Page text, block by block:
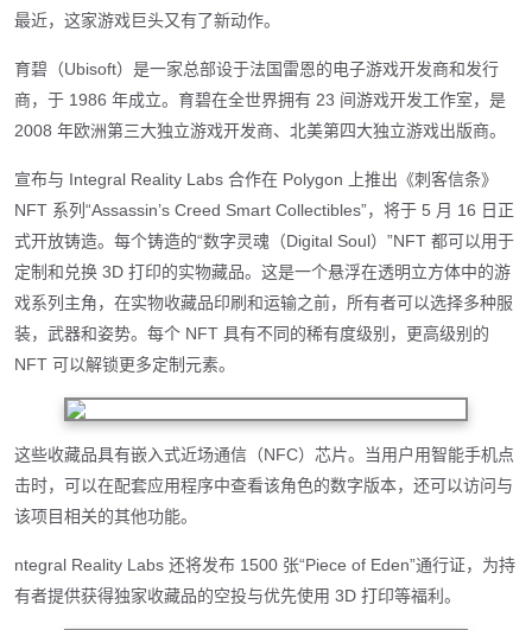
最近，这家游戏巨头又有了新动作。
育碧（Ubisoft）是一家总部设于法国雷恩的电子游戏开发商和发行
商，于 1986 年成立。育碧在全世界拥有 23 间游戏开发工作室，是
2008 年欧洲第三大独立游戏开发商、北美第四大独立游戏出版商。
宣布与 Integral Reality Labs 合作在 Polygon 上推出《刺客信条》
NFT 系列“Assassin’s Creed Smart Collectibles”，将于 5 月 16 日正
式开放铸造。每个铸造的“数字灵魂（Digital Soul）”NFT 都可以用于
定制和兑换 3D 打印的实物藏品。这是一个悬浮在透明立方体中的游
戏系列主角，在实物收藏品印刷和运输之前，所有者可以选择多种服
装，武器和姿势。每个 NFT 具有不同的稀有度级别，更高级别的
NFT 可以解锁更多定制元素。
这些收藏品具有嵌入式近场通信（NFC）芯片。当用户用智能手机点
击时，可以在配套应用程序中查看该角色的数字版本，还可以访问与
该项目相关的其他功能。
ntegral Reality Labs 还将发布 1500 张“Piece of Eden”通行证，为持
有者提供获得独家收藏品的空投与优先使用 3D 打印等福利。